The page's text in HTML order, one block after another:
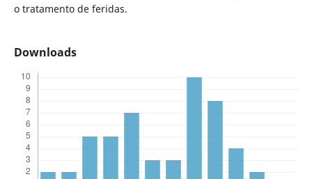
o tratamento de feridas.
Downloads